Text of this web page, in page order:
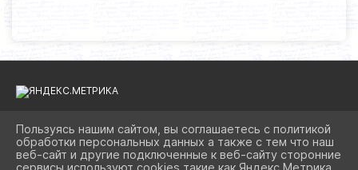
2026 Г. BIBLIOAST.RU
ВХОД
КАРТА САЙТА
Пользуясь нашим сайтом, вы соглашаетесь с политикой
обработки персональных данных а также с тем что наш
веб-сайт и другие подключенные к веб-сайту сторонние
сервисы используют cookies такие как Яндекс Метрика,